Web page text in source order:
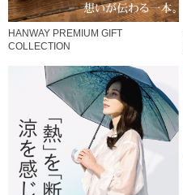
HANWAY PREMIUM GIFT
COLLECTION